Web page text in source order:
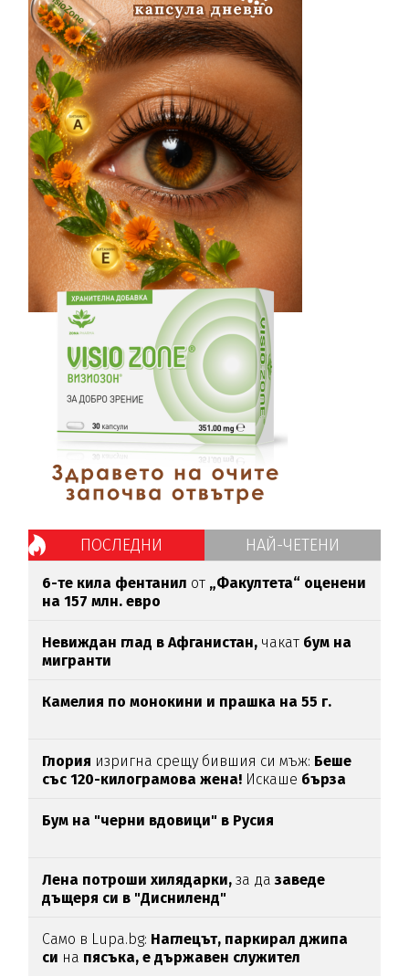
ПОСЛЕДНИ НАЙ-ЧЕТЕНИ
6-те кила фентанил от „Факултета“ оценени
на 157 млн. евро
Невиждан глад в Афганистан, чакат бум на
мигранти
Камелия по монокини и прашка на 55 г.
Глория изригна срещу бившия си мъж: Беше
със 120-килограмова жена! Искаше бърза
Бум на "черни вдовици" в Русия
Лена потроши хилядарки,за да заведе
дъщеря си в "Дисниленд"
Само в Lupa.bg: Наглецът, паркирал джипа
си на пясъка, е държавен служител